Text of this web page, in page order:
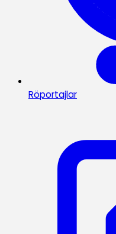
Röportajlar